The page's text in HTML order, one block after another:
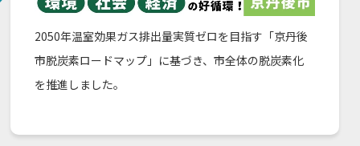
2050年温室効果ガス排出量実質ゼロを目指す「京丹後
市脱炭素ロードマップ」に基づき、市全体の脱炭素化
を推進しました。